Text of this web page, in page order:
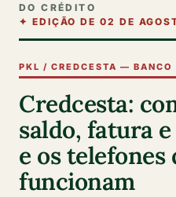
DO CRÉDITO
✦ EDIÇÃO DE 02 DE
PKL / CREDCESTA — BANCO
Credcesta:
saldo, fatura
e os telefones
funcionam